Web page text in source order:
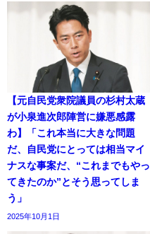
【元自民党衆院議員の杉村太蔵
が小泉進次郎陣営に嫌悪感露
わ】「これ本当に大きな問題
だ、自民党にとっては相当マイ
ナスな事案だ、“これまでもやっ
てきたのか”とそう思ってしま
う」
2025年10月1日